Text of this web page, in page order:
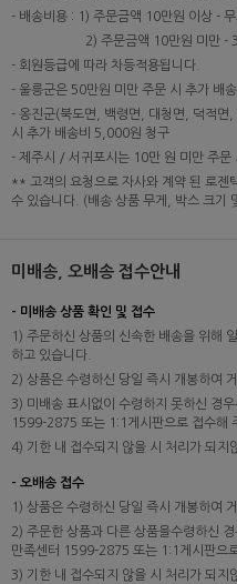
- 배송비용 : 1) 주문금액 10만원 이상 -
2) 주문금액 10만원 미만 -
- 회원등급에 따라 차등적용됩니다.
- 울릉군은 50만원 미만 주문 시 추가 배
- 옹진군(북도면, 백령면, 대청면, 덕적
시 추가 배송비 5,000원 청구
- 제주시 / 서귀포시는 10만 원 미만 주
** 고객의 요청으로 자사와 계약 된 로젠
수 있습니다. (배송 상품 무게, 박스 크기
미배송, 오배송 접수안내
- 미배송 상품 확인 및 접수
1) 주문하신 상품의 신속한 배송을 위해
하고 있습니다.
2) 상품은 수령하신 당일 즉시 개봉하여
3) 미배송 표시없이 수령하지 못하신 경
1599-2875 또는 1:1게시판으로 접수해
4) 기한 내 접수되지 않을 시 처리가 되지
- 오배송 접수
1) 상품은 수령하신 당일 즉시 개봉하여
2) 주문한 상품과 다른 상품을수령하신
만족센터 1599-2875 또는 1:1게시판으
3) 기한 내 접수되지 않을 시 처리가 되지